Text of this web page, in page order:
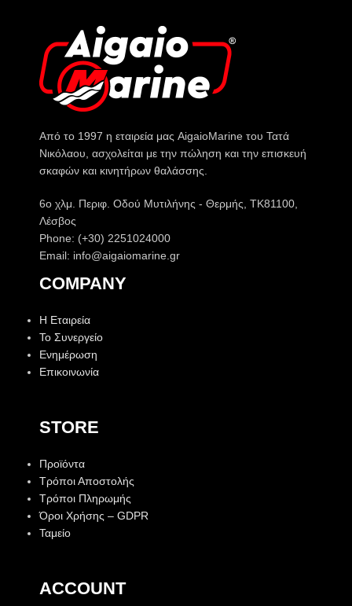
Από το 1997 η εταιρεία μας AigaioMarine του Τατά
Νικόλαου, ασχολείται με την πώληση και την επισκευή
σκαφών και κινητήρων θαλάσσης.
6o χλμ. Περιφ. Οδού Μυτιλήνης - Θερμής, ΤΚ81100,
Λέσβος
Phone: (+30) 2251024000
Email: info@aigaiomarine.gr
COMPANY
Η Εταιρεία
Το Συνεργείο
Ενημέρωση
Επικοινωνία
STORE
Προϊόντα
Τρόποι Αποστολής
Τρόποι Πληρωμής
Όροι Χρήσης – GDPR
Ταμείο
ACCOUNT